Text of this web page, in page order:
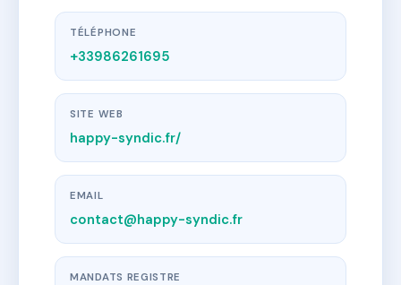
TÉLÉPHONE
+33986261695
SITE WEB
happy-syndic.fr/
EMAIL
contact@happy-syndic.fr
MANDATS REGISTRE